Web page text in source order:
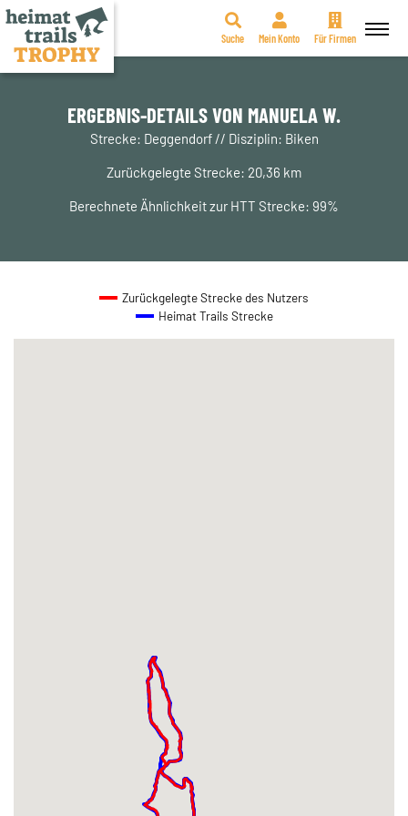
Zum
Suche Mein Konto Für Firmen
ERGEBNIS-DETAILS VON MANUELA W.
Strecke: Deggendorf // Disziplin: Biken
Zurückgelegte Strecke: 20,36 km
Berechnete Ähnlichkeit zur HTT Strecke: 99%
Zurückgelegte Strecke des Nutzers
Heimat Trails Strecke